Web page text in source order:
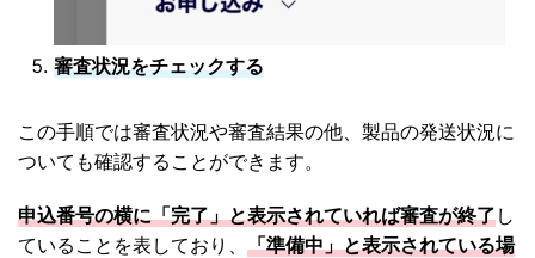
審査状況をチェックする
この手順では審査状況や審査結果の他、製品の発送状況に
ついても確認することができます。
申込番号の横に「完了」と表示されていれば審査が終了し
ていることを表しており、 「準備中」と表示されている場